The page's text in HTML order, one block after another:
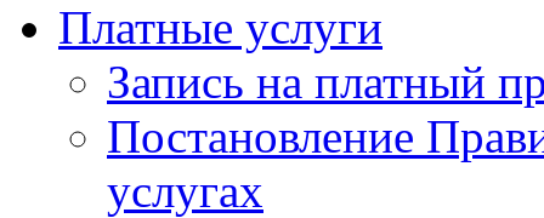
Платные услуги
Запись на платный
Постановление
услугах